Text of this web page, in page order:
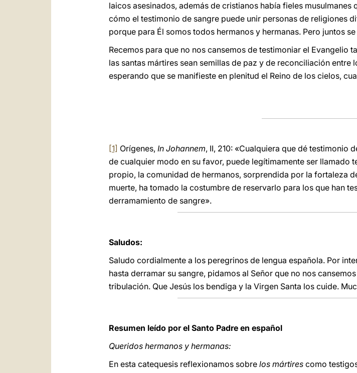
laicos asesinados, además de cristianos había fieles
cómo el testimonio de sangre puede unir personas de religiones
porque para Él somos todos hermanos y hermanas. Pero juntos
Recemos para que no nos cansemos de testimoniar el Evangelio
las santas mártires sean semillas de paz y de reconciliación
esperando que se manifieste en plenitud el Reino de los cielos,
[1] Orígenes, In Johannem, II, 210: «Cualquiera que dé testimonio
de cualquier modo en su favor, puede legítimamente ser llamado
propio, la comunidad de hermanos, sorprendida por la fortaleza
muerte, ha tomado la costumbre de reservarlo para los que han
derramamiento de sangre».
Saludos:
Saludo cordialmente a los peregrinos de lengua española. Por
hasta derramar su sangre, pidamos al Señor que no nos
tribulación. Que Jesús los bendiga y la Virgen Santa los cuide.
Resumen leído por el Santo Padre en español
Queridos hermanos y hermanas:
En esta catequesis reflexionamos sobre los mártires como